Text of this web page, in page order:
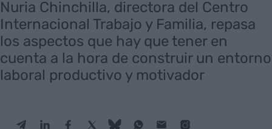
Nuria Chinchilla, directora del Centro
Internacional Trabajo y Familia, repasa
los aspectos que hay que tener en
cuenta a la hora de construir un entorno
laboral productivo y motivador